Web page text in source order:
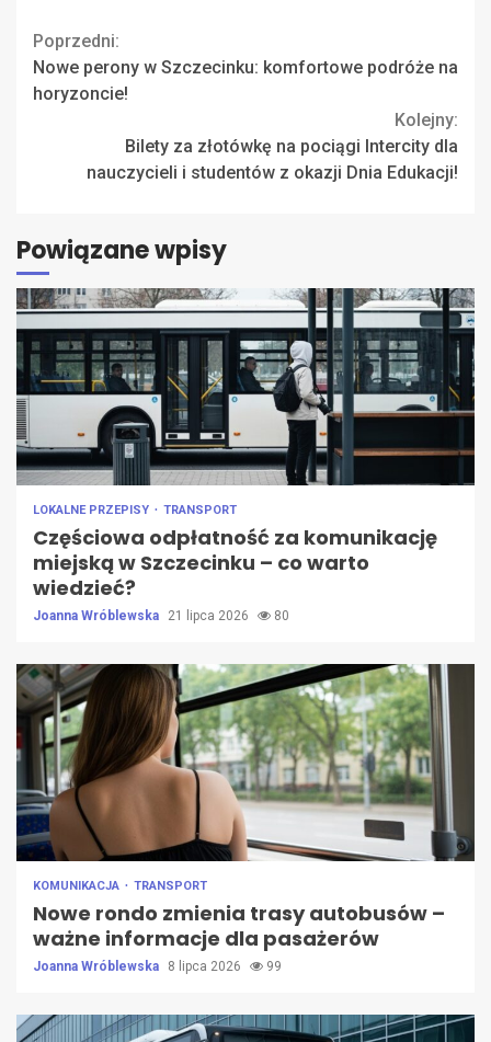
Continue
Reading
Poprzedni:
Nowe perony w Szczecinku: komfortowe podróże na
horyzoncie!
Kolejny:
Bilety za złotówkę na pociągi Intercity dla
nauczycieli i studentów z okazji Dnia Edukacji!
Powiązane wpisy
LOKALNE PRZEPISY TRANSPORT
Częściowa odpłatność za komunikację
miejską w Szczecinku – co warto
wiedzieć?
Joanna Wróblewska 21 lipca 2026 80
KOMUNIKACJA TRANSPORT
Nowe rondo zmienia trasy autobusów –
ważne informacje dla pasażerów
Joanna Wróblewska 8 lipca 2026 99